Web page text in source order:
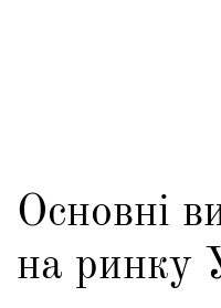
Основні
на ринку